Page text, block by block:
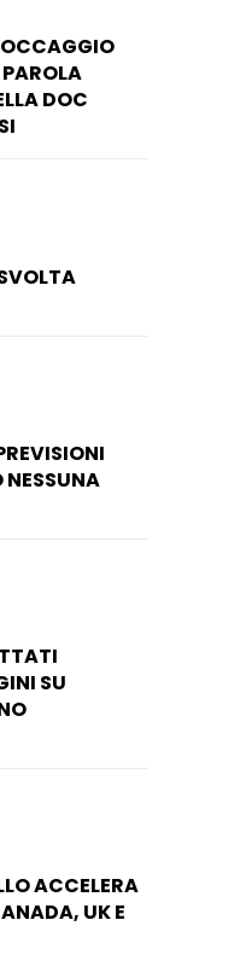
DOC
NESSUNA
SU
ACCELERA
UK E